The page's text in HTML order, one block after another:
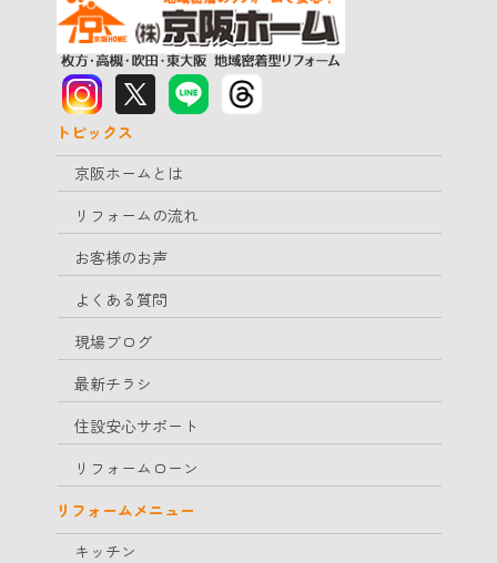
トピックス
京阪ホームとは
リフォームの流れ
お客様のお声
よくある質問
現場ブログ
最新チラシ
住設安心サポート
リフォームローン
リフォームメニュー
キッチン